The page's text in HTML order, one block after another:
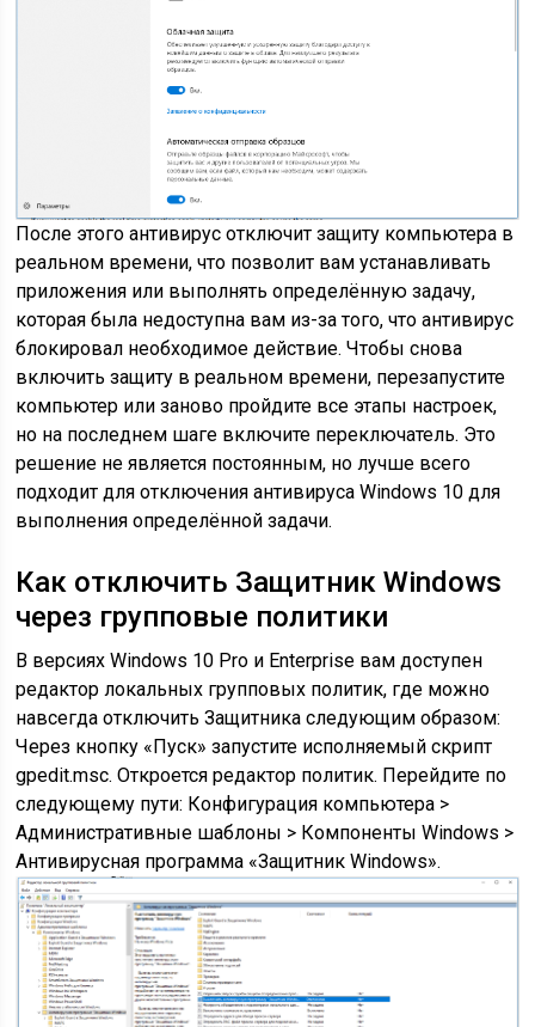
После этого антивирус отключит защиту компьютера в
реальном времени, что позволит вам устанавливать
приложения или выполнять определённую задачу,
которая была недоступна вам из-за того, что антивирус
блокировал необходимое действие. Чтобы снова
включить защиту в реальном времени, перезапустите
компьютер или заново пройдите все этапы настроек,
но на последнем шаге включите переключатель. Это
решение не является постоянным, но лучше всего
подходит для отключения антивируса Windows 10 для
выполнения определённой задачи.
Как отключить Защитник Windows
через групповые политики
В версиях Windows 10 Pro и Enterprise вам доступен
редактор локальных групповых политик, где можно
навсегда отключить Защитника следующим образом:
Через кнопку «Пуск» запустите исполняемый скрипт
gpedit.msc. Откроется редактор политик. Перейдите по
следующему пути: Конфигурация компьютера >
Административные шаблоны > Компоненты Windows >
Антивирусная программа «Защитник Windows».